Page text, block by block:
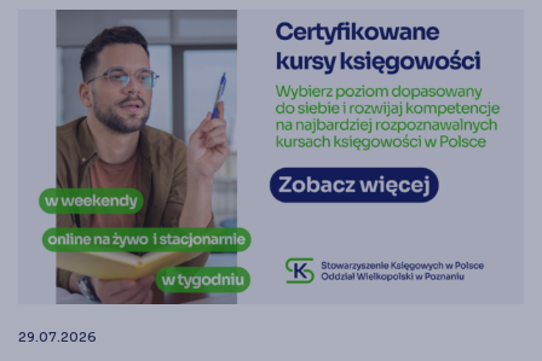
29.07.2026